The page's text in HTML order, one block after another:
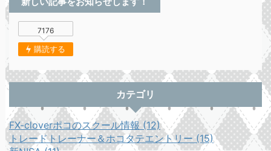
7176
購読する
カテゴリ
FX-cloverポコのスクール情報 (12)
トレードトレーナー＆ホコタテエントリー (15)